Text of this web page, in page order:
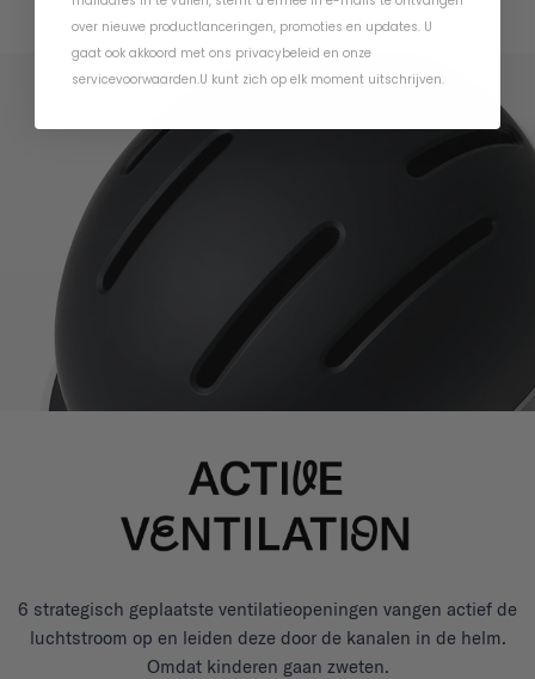
6 strategisch geplaatste ventilatieopeningen vangen actief de
luchtstroom op en leiden deze door de kanalen in de helm.
Omdat kinderen gaan zweten.
over nieuwe productlanceringen, promoties en updates. U
gaat ook akkoord met ons privacybeleid en onze
servicevoorwaarden.U kunt zich op elk moment uitschrijven.